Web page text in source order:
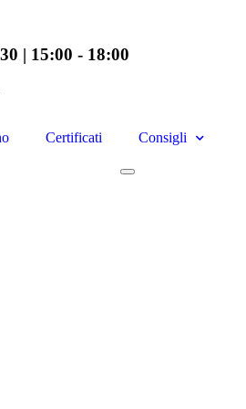
| 15:00 - 18:00
Certificati Consigli